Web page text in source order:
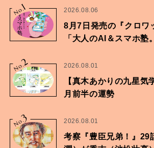
No.
1 2026.08.06
8月7日発売の『クロワ
「大人のAI＆スマホ塾
No.2 2026.08.01
【真木あかりの九星気
月前半の運勢
No.
3 2026.08.01
考察『豊臣兄弟！』29